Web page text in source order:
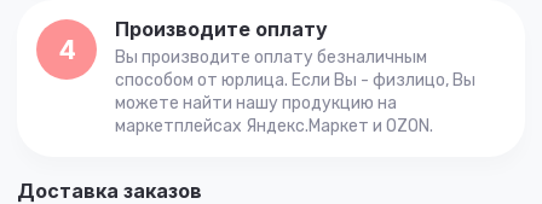
4
Производите оплату
Вы производите оплату безналичным
способом от юрлица. Если Вы - физлицо, Вы
можете найти нашу продукцию на
маркетплейсах Яндекс.Маркет и OZON.
Доставка заказов